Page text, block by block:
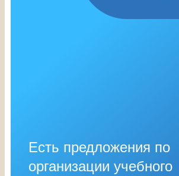
Есть предложения по
организации учебного